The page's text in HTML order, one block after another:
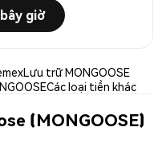
giờ
Lưu trữ MONGOOSE
Các loại tiền khác
(MONGOOSE)